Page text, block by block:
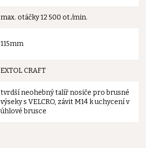
max. otáčky 12 500 ot./min.
115mm
EXTOL CRAFT
tvrdší neohebný talíř nosiče pro brusné
výseky s VELCRO, závit M14 k uchycení v
úhlové brusce